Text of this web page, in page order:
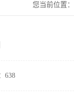
您当前位置：
638